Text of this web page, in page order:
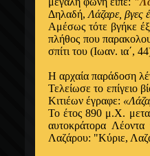
Δηλαδή, Λάζαρε, βγες
Αμέσως τότε βγήκε
πλήθος που
σπίτι του (Ιωαν. ια΄,
Η αρχαία παράδοση
Τελείωσε το επίγειο
Κιτιέων έγραφε:
Το έτος 890 μ.Χ.
αυτοκράτορα
Λαζάρου: "Κύριε,